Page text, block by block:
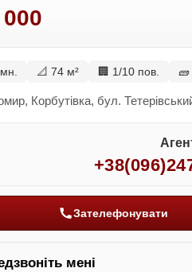
📐 74 м² 🏢 1/10 пов. 🧱
Корбутівка, бул.
Зателефонувати
мені